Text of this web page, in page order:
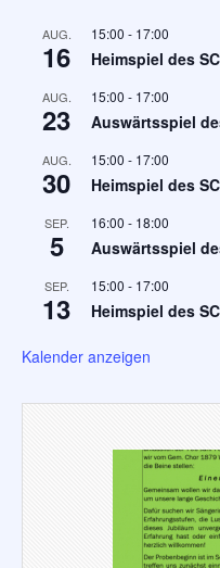
AUG.
16
15:00 - 17:00
Heimspiel des
AUG.
23
15:00 - 17:00
Auswärtsspiel
AUG.
30
15:00 - 17:00
Heimspiel des
SEP.
5
16:00 - 18:00
Auswärtsspiel
SEP.
13
15:00 - 17:00
Heimspiel des
Kalender anzeigen